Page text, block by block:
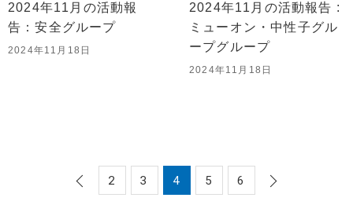
2024年11月の活動報
告：安全グループ
2024年11月18日
2024年11月の活動報告 :
ミューオン・中性子グル
ープグループ
2024年11月18日
2 3 4 5 6